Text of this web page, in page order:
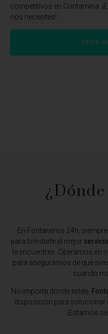
competitivos en Contamina.
nos necesites!
PEDIR
En Fontaneros 24h,
para brindarte el mejor
te encuentres. Operamos en
para asegurarnos de que
cuando
No importa dónde estés,
disposición para solucionar
¡Estamos